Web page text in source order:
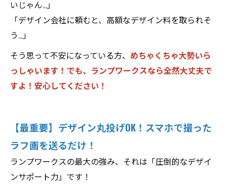
いじゃん…」
「デザイン会社に頼むと、高額なデザイン料を取られそ
う…」
そう思って不安になっている方、 めちゃくちゃ大勢いら
っしゃいます！でも、ランプワークスなら全然大丈夫で
すよ！安心してください！
【最重要】デザイン丸投げOK！スマホで撮った
ラフ画を送るだけ！
ランプワークスの最大の強み、それは「圧倒的なデザイ
ンサポート力」です！